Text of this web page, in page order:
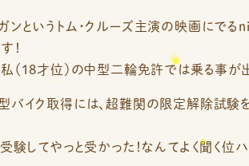
ンというトム・クルーズ主演の映画にで
！
（18才位）の中型二輪免許では乗る事が出
バイク取得には、超難関の限定解除試験
験してやっと受かった！なんてよく聞く位ハ